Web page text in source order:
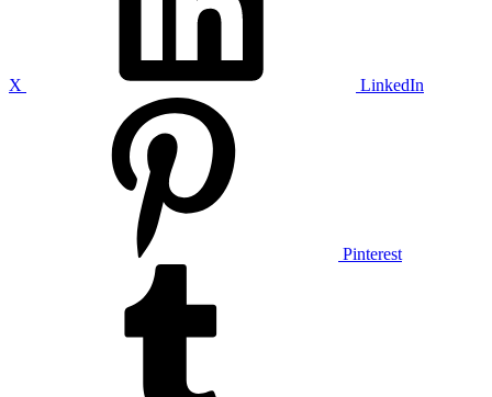
X LinkedIn
Pinterest